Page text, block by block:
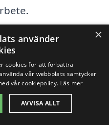
ska
kort tid kan det
Akuta
gör att
×
använder
cookies för att förbättra
vår webbplats samtycker
vår cookiepolicy. Läs mer
AVVISA ALLT